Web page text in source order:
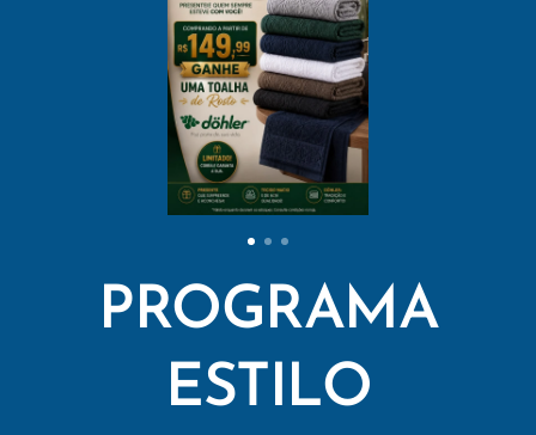
PROGRAMA
ESTILO